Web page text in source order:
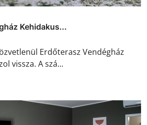
Kehidakus...
Erdőterasz Vendégház
vissza. A szá...